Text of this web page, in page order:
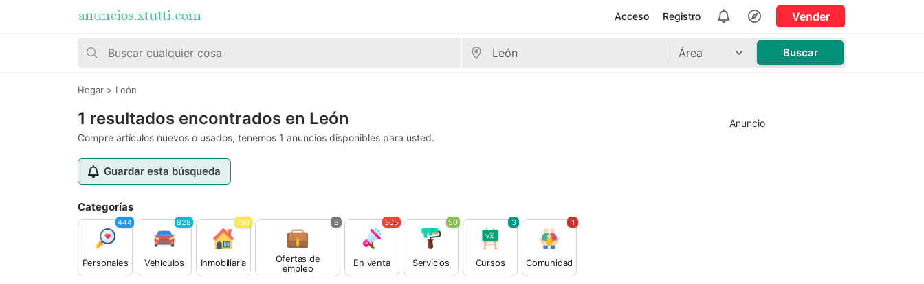
Vender
Registro
Acceso
Área Buscar
Hogar > León
1 resultados encontrados en León
Compre artículos nuevos o usados, tenemos 1 anuncios disponibles para usted.
Guardar esta búsqueda
Categorías
Personales
444
Vehículos
828
Inmobiliaria
769
Ofertas de
empleo
8
En venta
305
Servicios
50
Cursos
3
Comunidad
1
Anuncio